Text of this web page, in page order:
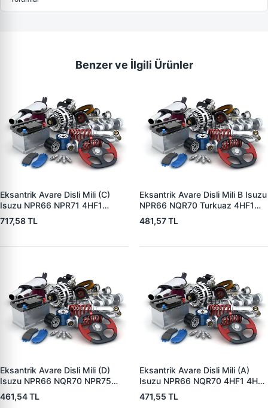
Benzer ve İlgili Ürünler
Eksantrik Avare Disli Mili (C)
Isuzu NPR66 NPR71 4HF1
4HG1-T | ZIPTEK 8973500210 |
OEM 8973500210
717,58 TL
Eksantrik Avare Disli Mili B Isuzu
NPR66 NQR70 Turkuaz 4HF1
4HE1 | ZIPTEK 8971863980 |
OEM 8971863980 8971863981
481,57 TL
Eksantrik Avare Disli Mili (D)
Isuzu NPR66 NQR70 NPR75
Novo Turkuaz 4HF1 4HE1 4HK1 |
ZIPTEK 8971043800 | OEM
461,54 TL
Eksantrik Avare Disli Mili (A)
Isuzu NPR66 NQR70 4HF1 4HE1
| ZIPTEK 8943346820 | OEM
8943346820 8943346821
471,55 TL